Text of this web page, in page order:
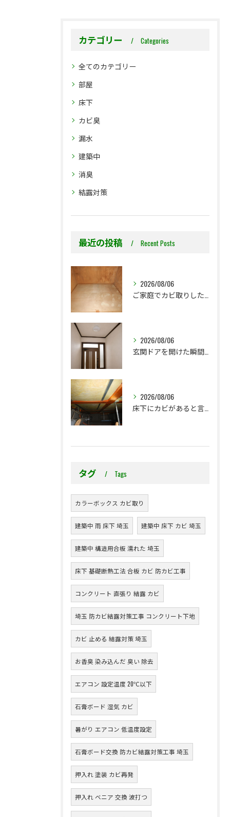
カテゴリー Categories
全てのカテゴリー
部屋
床下
カビ臭
漏水
建築中
消臭
結露対策
最近の投稿 Recent Posts
2026/08/06
ご家庭でカビ取りした押入れ、そのままにしていませんか？
2026/08/06
玄関ドアを開けた瞬間の臭い。壁紙を張替えないと解決できないこともあります
2026/08/06
床下にカビがあると言われた…本当に全部防カビ工事が必要ですか？
タグ Tags
カラーボックス カビ取り
建築中 雨 床下 埼玉 建築中 床下 カビ 埼玉
建築中 構造用合板 濡れた 埼玉
床下 基礎断熱工法 合板 カビ 防カビ工事
コンクリート 直張り 結露 カビ
埼玉 防カビ結露対策工事 コンクリート下地
カビ 止める 結露対策 埼玉
お香臭 染み込んだ 臭い 除去
エアコン 設定温度 20℃以下
石膏ボード 湿気 カビ
暑がり エアコン 低温度設定
石膏ボード交換 防カビ結露対策工事 埼玉
押入れ 塗装 カビ再発
押入れ ベニア 交換 波打つ